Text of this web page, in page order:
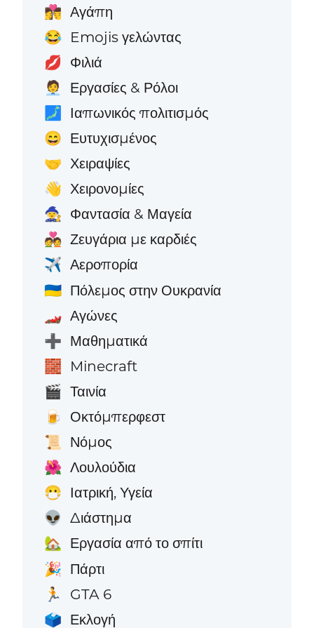
👩‍❤️‍💋‍👨 Αγάπη
😂 Emojis γελώντας
💋 Φιλιά
🧑‍💼 Εργασίες & Ρόλοι
🗾 Ιαπωνικός πολιτισμός
😄 Ευτυχισμένος
🤝 Χειραψίες
👋 Χειρονομίες
🧙 Φαντασία & Μαγεία
💑 Ζευγάρια με καρδιές
✈️ Αεροπορία
🇺🇦 Πόλεμος στην Ουκρανία
🏎️ Αγώνες
➕ Μαθηματικά
🧱 Minecraft
🎬 Ταινία
🍺 Οκτόμπερφεστ
📜 Νόμος
🌺 Λουλούδια
😷 Ιατρική, Υγεία
👽 Διάστημα
🏡 Εργασία από το σπίτι
🎉 Πάρτι
🏃 GTA 6
🗳️ Εκλογή